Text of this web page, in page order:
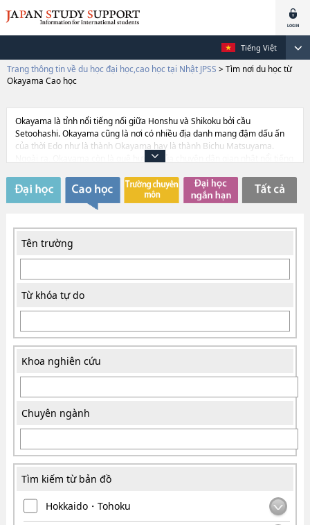
Tiếng Việt
Trang thông tin về du học đại học,cao học tại Nhật JPSS > Tìm nơi du học từ
Okayama Cao học
Okayama là tỉnh nổi tiếng nối giữa Honshu và Shikoku bởi cầu
Setoohashi. Okayama cũng là nơi có nhiều địa danh mang đậm dấu ấn
của thời Edo như là thành Okayama hay là thành Bichu Matsuyama.
Ngoài ra, Okayama còn là quê hương của chuyện dân gian nhật nổi tiếng
văn hoá cổ truyền và hiện đại. Thêm vào đó tỷ lệ du học sinh của các
nước châu Á như Ấn độ,Trung quốc và Hàn quốc ở đây rất cao nên đây
chính là nơi lý tưởng với những bạn nào muốn mở rộng giao lưu. Trên
Tên trường
Từ khóa tự do
Khoa nghiên cứu
Chuyên ngành
Tìm kiếm từ bản đồ
Hokkaido・Tohoku